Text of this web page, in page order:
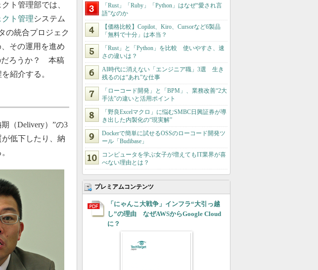
ト管理部では、
クト管理システム
の統合プロジェク
、その運用を進め
だろうか？ 本稿
紹介する。
（Delivery）”の3
低下したり、納
「Rust」「Ruby」「Python」はなぜ“愛され言
語”なのか
【価格比較】Copilot、Kiro、Cursorなど6製品
「無料で十分」は本当？
「Rust」と「Python」を比較 使いやすさ、速
さの違いは？
AI時代に消えない「エンジニア職」3選 生き
残るのは“あれ”な仕事
「ローコード開発」と「BPM」、業務改善“2大
手法”の違いと活用ポイント
「野良Excelマクロ」に悩むSMBC日興証券が導
き出した内製化の“現実解”
Dockerで簡単に試せるOSSのローコード開発ツ
ール「Budibase」
コンピュータを学ぶ女子が増えてもIT業界が喜
べない理由とは？
プレミアムコンテンツ
「にゃんこ大戦争」インフラ“大引っ越
し”の理由 なぜAWSからGoogle Cloud
に？